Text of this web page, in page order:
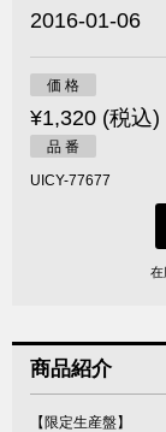
2016-01-06
価 格
¥1,320 (税込)
品 番
UICY-77677
在
商品紹介
【限定生産盤】